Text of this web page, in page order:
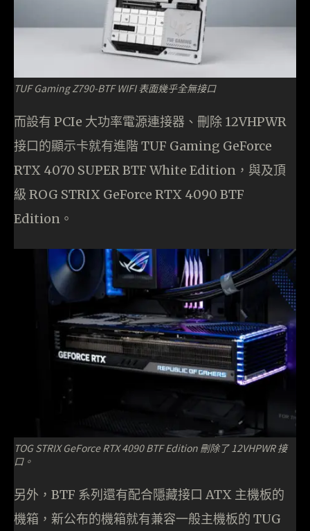
TUF Gaming Z790-BTF WIFI 表面幾乎全無接口
而設有 PCIe 大功率電源連接器、刪除 12VHPWR
接口的顯示卡就有進階 TUF Gaming GeForce
RTX 4070 SUPER BTF White Edition，與及頂
級 ROG STRIX GeForce RTX 4090 BTF
Edition。
TOG STRIX GeForce RTX 4090 BTF Edition 刪除了 12VHPWR 接
口。
另外，BTF 系列還有配合隱藏接口 ATX 主機板的
機箱，新公布的機箱就有兼容一般主機板的 TUG